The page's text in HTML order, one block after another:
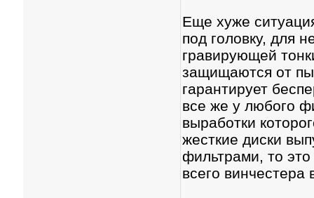
Еще хуже
под головку, для
гравирующей
защищаются от
гарантирует
все же у любого
выработки
жесткие диски
фильтрами, то это
всего винчестера